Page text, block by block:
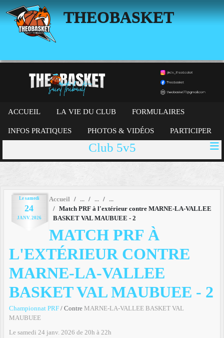
THEOBASKET
ACCUEIL LA VIE DU CLUB FORMULAIRES
INFOS PRATIQUES PHOTOS & VIDÉOS PARTICIPER
Club 5v5
Le samedi
24
JANV. 2026
Accueil
Match PRF à l'extérieur contre MARNE-LA-VALLEE
BASKET VAL MAUBUEE - 2
MATCH PRF À
L'EXTÉRIEUR CONTRE
MARNE-LA-VALLEE
BASKET VAL MAUBUEE - 2
Championnat PRF / Contre MARNE-LA-VALLEE BASKET VAL
MAUBUEE
Le samedi 24 janv. 2026 de 20h à 22h
Panneau de gestion des cookies